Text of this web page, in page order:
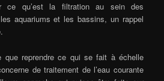
ce qu’est la filtration au sein des
aquariums et les bassins, un rappel
que reprendre ce qui se fait à échelle
de traitement de l’eau courante